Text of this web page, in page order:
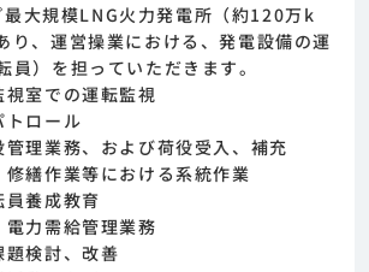
大規模LNG火力発電所（約120万k
り、運営操業における、発電設備の運
員）を担っていただきます。
視室での運転監視
トロール
管理業務、および荷役受入、補充
修繕作業等における系統作業
員養成教育
電力需給管理業務
題検討、改善